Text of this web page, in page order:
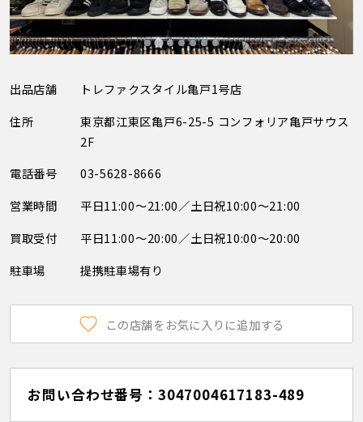
出品店舗
トレファクスタイル亀戸1号店
住所
東京都江東区亀戸6-25-5 コンフォリア亀戸サウス
2F
電話番号
03-5628-8666
営業時間
平日11:00～21:00／土日祝10:00～21:00
買取受付
平日11:00～20:00／土日祝10:00～20:00
駐車場
提携駐車場有り
この店舗をお気に入りに追加する
お問い合わせ番号：3047004617183-489